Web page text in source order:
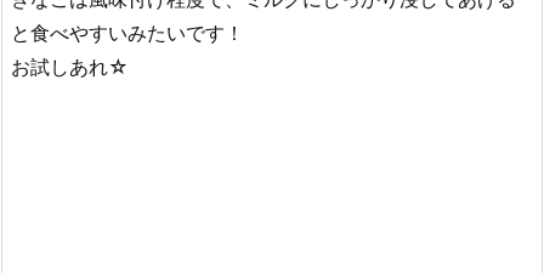
と食べやすいみたいです！
お試しあれ☆